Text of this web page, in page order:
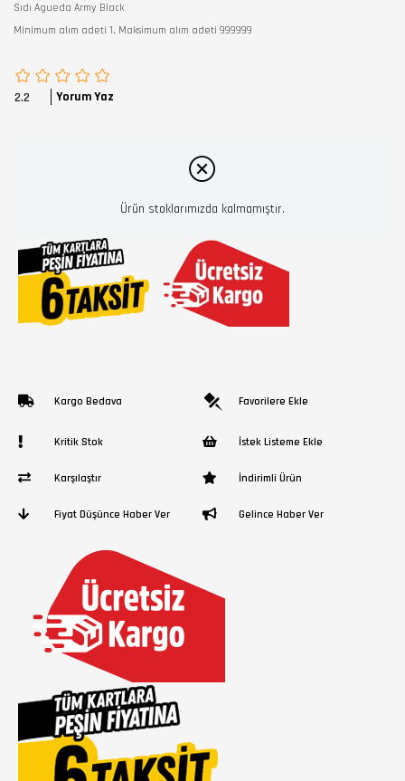
Sıdı Agueda Army Black
Minimum alım adeti 1, Maksimum alım adeti 999999
2.2 Yorum Yaz
Ürün stoklarımızda kalmamıştır.
Kargo Bedava Favorilere Ekle
Kritik Stok İstek Listeme Ekle
Karşılaştır İndirimli Ürün
Fiyat Düşünce Haber Ver Gelince Haber Ver